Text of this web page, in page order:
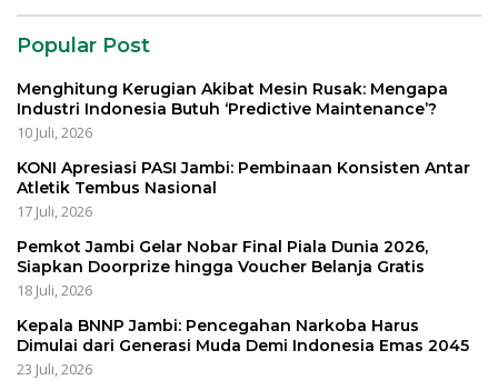
Popular Post
Menghitung Kerugian Akibat Mesin Rusak: Mengapa
Industri Indonesia Butuh ‘Predictive Maintenance’?
10 Juli, 2026
KONI Apresiasi PASI Jambi: Pembinaan Konsisten Antar
Atletik Tembus Nasional
17 Juli, 2026
Pemkot Jambi Gelar Nobar Final Piala Dunia 2026,
Siapkan Doorprize hingga Voucher Belanja Gratis
18 Juli, 2026
Kepala BNNP Jambi: Pencegahan Narkoba Harus
Dimulai dari Generasi Muda Demi Indonesia Emas 2045
23 Juli, 2026